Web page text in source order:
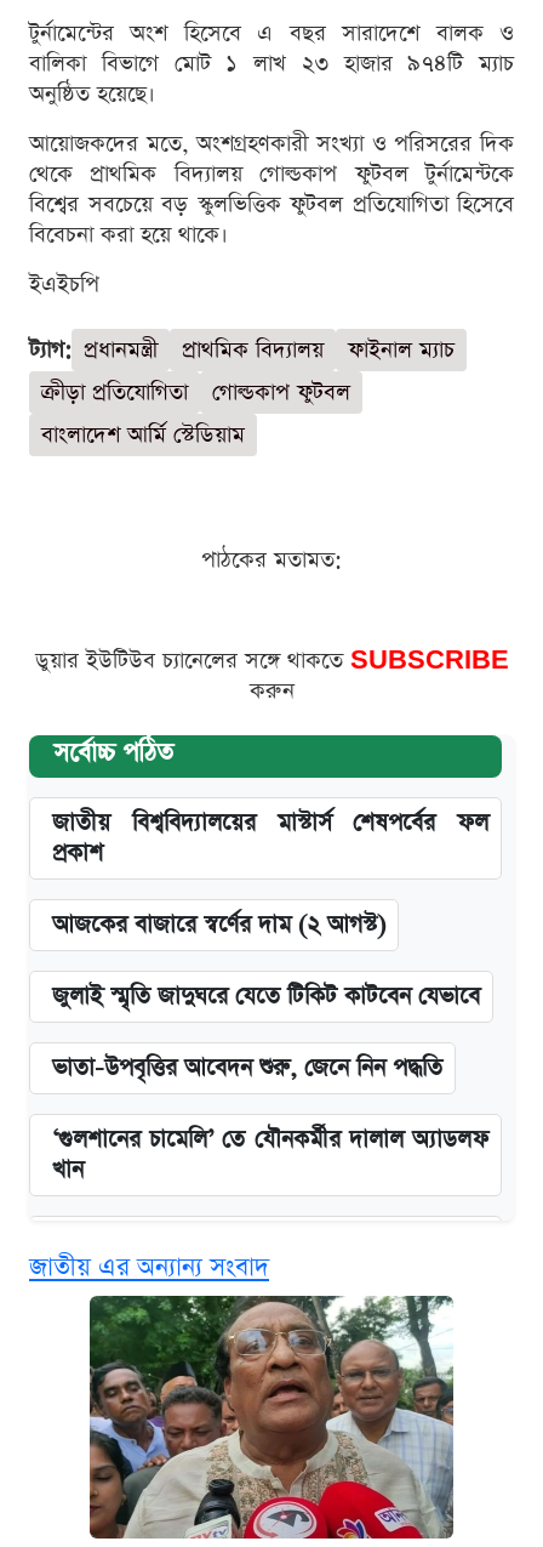
টুর্নামেন্টের অংশ হিসেবে এ বছর সারাদেশে বালক ও
বালিকা বিভাগে মোট ১ লাখ ২৩ হাজার ৯৭৪টি ম্যাচ
অনুষ্ঠিত হয়েছে।
আয়োজকদের মতে, অংশগ্রহণকারী সংখ্যা ও পরিসরের দিক
থেকে প্রাথমিক বিদ্যালয় গোল্ডকাপ ফুটবল টুর্নামেন্টকে
বিশ্বের সবচেয়ে বড় স্কুলভিত্তিক ফুটবল প্রতিযোগিতা হিসেবে
বিবেচনা করা হয়ে থাকে।
ইএইচপি
ট্যাগ: প্রধানমন্ত্রী প্রাথমিক বিদ্যালয়
ফাইনাল ম্যাচ
ক্রীড়া প্রতিযোগিতা
গোল্ডকাপ ফুটবল
বাংলাদেশ আর্মি স্টেডিয়াম
পাঠকের মতামত:
ডুয়ার ইউটিউব চ্যানেলের সঙ্গে থাকতে SUBSCRIBE
করুন
সর্বোচ্চ পঠিত
জাতীয় বিশ্ববিদ্যালয়ের মাস্টার্স শেষপর্বের ফল
প্রকাশ
আজকের বাজারে স্বর্ণের দাম (২ আগস্ট)
জুলাই স্মৃতি জাদুঘরে যেতে টিকিট কাটবেন যেভাবে
ভাতা-উপবৃত্তির আবেদন শুরু, জেনে নিন পদ্ধতি
‘গুলশানের চামেলি’ তে যৌনকর্মীর দালাল অ্যাডলফ
খান
দাম ও ফিচার
কবে শুরু হচ্ছে ঢাবির ভর্তি আবেদন, জানাল কর্তৃপক্ষ
নবম জাতীয় পে-স্কেল নিয়ে সর্বশেষ যা জানা গেল
আজকের বাজারে স্বর্ণ-রুপার দাম (৫ আগস্ট)
জাতীয় এর অন্যান্য সংবাদ